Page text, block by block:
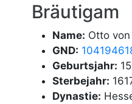
Bräutigam
Name: Otto
GND:
Geburtsjahr:
Sterbejahr:
Dynastie: